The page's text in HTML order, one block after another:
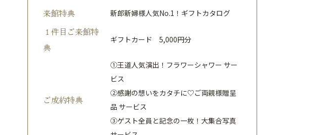
来館特典 新郎新婦様人気No.1！ギフトカタログ
１件目ご来館特
典
ギフトカード 5,000円分
ご成約特典
①王道人気演出！フラワーシャワー サー
ビス
②感謝の想いをカタチに♡ご両親様贈呈
品 サービス
③ゲスト全員と記念の一枚！大集合写真